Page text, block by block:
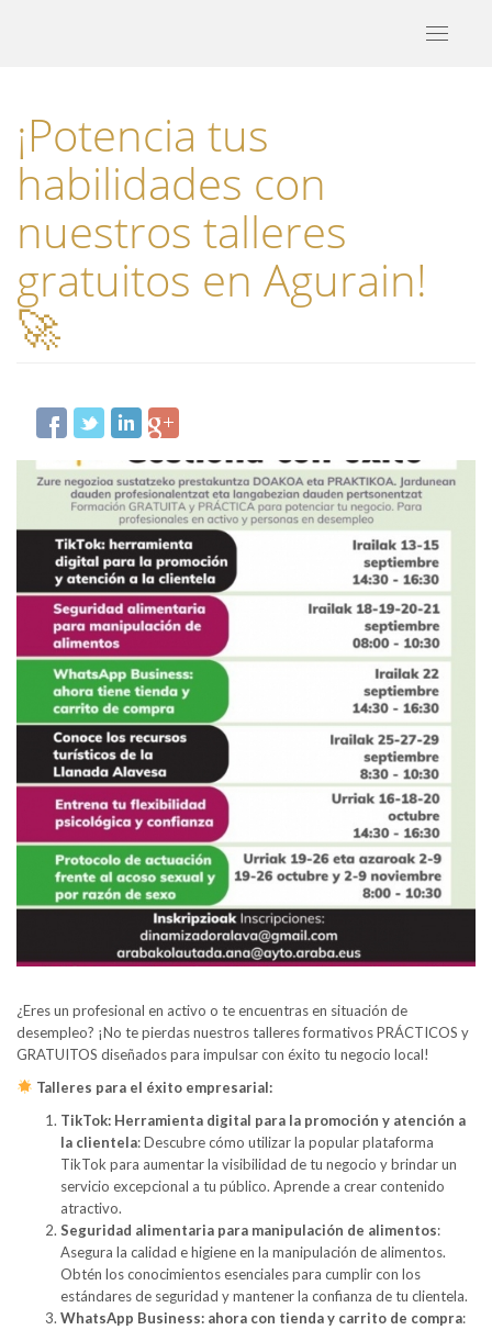
Toggle
¡Potencia tus
habilidades con
nuestros talleres
gratuitos en Agurain!
🚀
¿Eres un profesional en activo o te encuentras en situación de
desempleo? ¡No te pierdas nuestros talleres formativos PRÁCTICOS y
GRATUITOS diseñados para impulsar con éxito tu negocio local!
Talleres para el éxito empresarial:
TikTok: Herramienta digital para la promoción y atención a
la clientela: Descubre cómo utilizar la popular plataforma
TikTok para aumentar la visibilidad de tu negocio y brindar un
servicio excepcional a tu público. Aprende a crear contenido
atractivo.
Seguridad alimentaria para manipulación de alimentos:
Asegura la calidad e higiene en la manipulación de alimentos.
Obtén los conocimientos esenciales para cumplir con los
estándares de seguridad y mantener la confianza de tu clientela.
WhatsApp Business: ahora con tienda y carrito de compra: